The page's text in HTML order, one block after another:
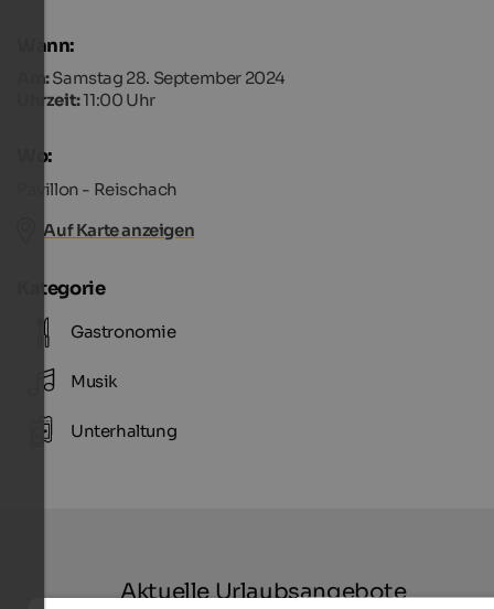
Wann:
Am:Samstag 28. September 2024
Uhrzeit:11:00 Uhr
Wo:
Pavillon - Reischach
Auf Karte anzeigen
Kategorie
Gastronomie
Musik
Unterhaltung
Aktuelle Urlaubsangebote